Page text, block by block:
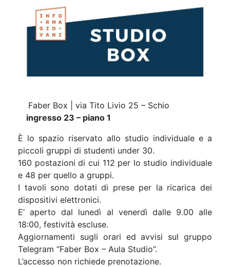
Faber Box | via Tito Livio 25 – Schio
ingresso 23 – piano 1
È lo spazio riservato allo studio individuale e a
piccoli gruppi di studenti under 30.
160 postazioni di cui 112 per lo studio individuale
e 48 per quello a gruppi.
I tavoli sono dotati di prese per la ricarica dei
dispositivi elettronici.
E’ aperto dal lunedì al venerdì dalle 9.00 alle
18:00, festività escluse.
Aggiornamenti sugli orari ed avvisi sul gruppo
Telegram “Faber Box – Aula Studio”.
L’accesso non richiede prenotazione.